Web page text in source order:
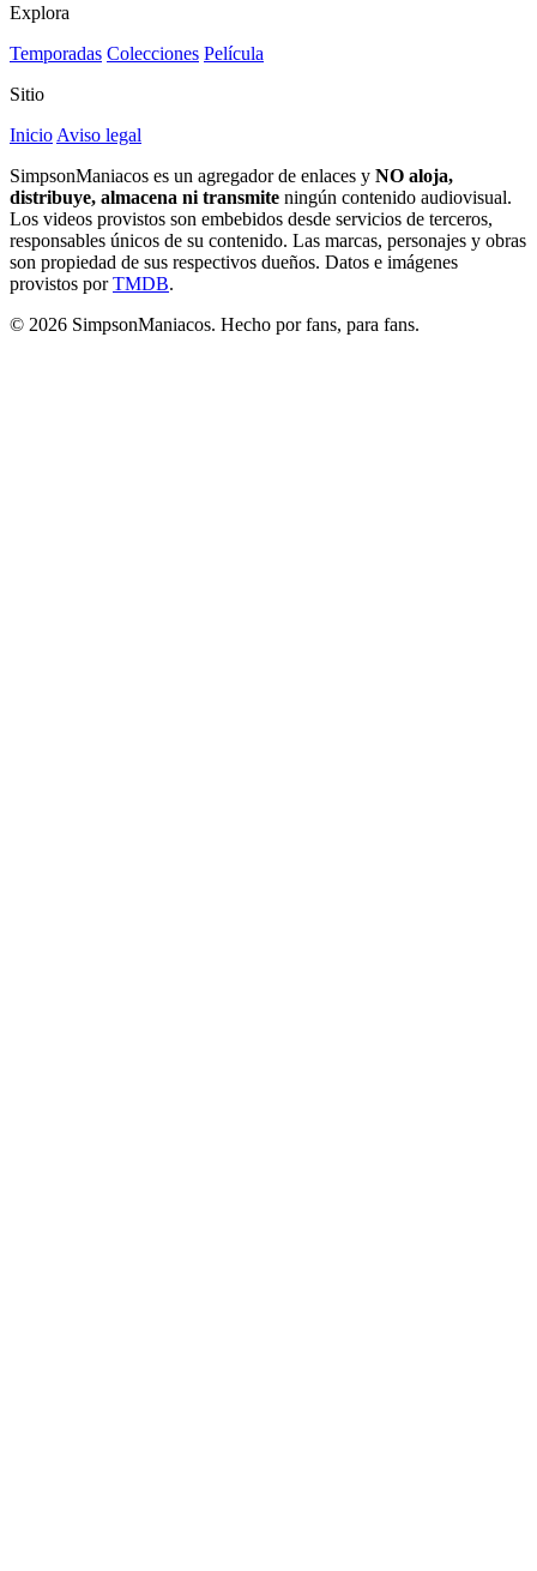
Explora
Temporadas Colecciones Película
Sitio
Inicio Aviso legal
SimpsonManiacos es un agregador de enlaces y NO aloja,
distribuye, almacena ni transmite ningún contenido audiovisual.
Los videos provistos son embebidos desde servicios de terceros,
responsables únicos de su contenido. Las marcas, personajes y obras
son propiedad de sus respectivos dueños. Datos e imágenes
provistos porTMDB.
© 2026 SimpsonManiacos. Hecho por fans, para fans.